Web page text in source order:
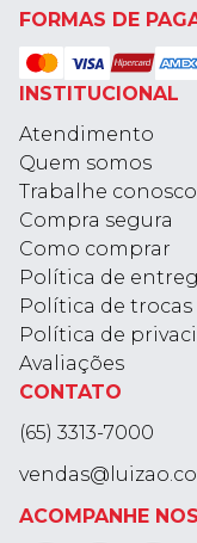
FORMAS DE
INSTITUCIONAL
Atendimento
Quem somos
Trabalhe conosco
Compra segura
Como comprar
Política de
Política de
Política de
Avaliações
CONTATO
(65) 3313-7000
ACOMPANHE